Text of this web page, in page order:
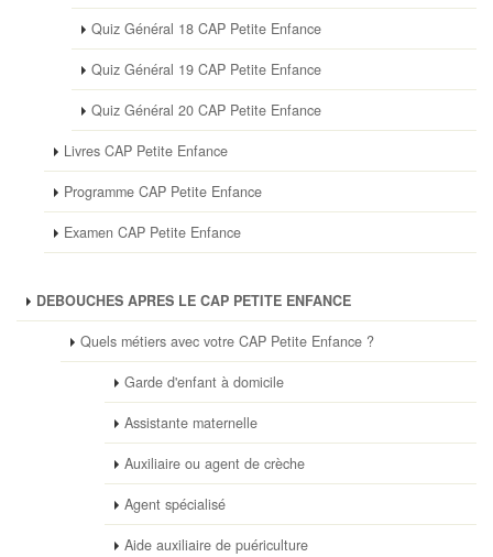
Quiz Général 18 CAP Petite Enfance
Quiz Général 19 CAP Petite Enfance
Quiz Général 20 CAP Petite Enfance
Livres CAP Petite Enfance
Programme CAP Petite Enfance
Examen CAP Petite Enfance
DEBOUCHES APRES LE CAP PETITE ENFANCE
Quels métiers avec votre CAP Petite Enfance ?
Garde d'enfant à domicile
Assistante maternelle
Auxiliaire ou agent de crèche
Agent spécialisé
Aide auxiliaire de puériculture